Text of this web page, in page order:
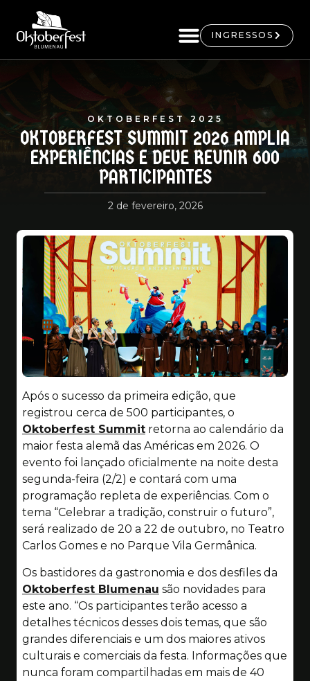
INGRESSOS
OKTOBERFEST 2025
OKTOBERFEST SUMMIT 2026 AMPLIA
EXPERIÊNCIAS E DEVE REUNIR 600
PARTICIPANTES
2 de fevereiro, 2026
Após o sucesso da primeira edição, que
registrou cerca de 500 participantes, o
Oktoberfest Summit retorna ao calendário da
maior festa alemã das Américas em 2026. O
evento foi lançado oficialmente na noite desta
segunda-feira (2/2) e contará com uma
programação repleta de experiências. Com o
tema “Celebrar a tradição, construir o futuro”,
será realizado de 20 a 22 de outubro, no Teatro
Carlos Gomes e no Parque Vila Germânica.
Os bastidores da gastronomia e dos desfiles da
Oktoberfest Blumenau são novidades para
este ano. “Os participantes terão acesso a
detalhes técnicos desses dois temas, que são
grandes diferenciais e um dos maiores ativos
culturais e comerciais da festa. Informações que
nunca foram compartilhadas em mais de 40